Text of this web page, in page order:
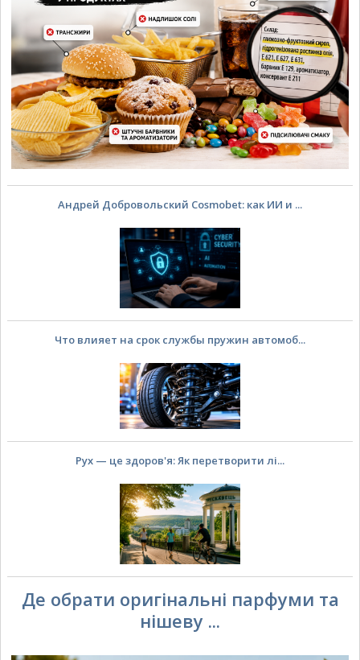
Андрей Добровольский Cosmobet: как ИИ и ...
Что влияет на срок службы пружин автомоб...
Рух — це здоров'я: Як перетворити лі...
Де обрати оригінальні парфуми та
нішеву ...